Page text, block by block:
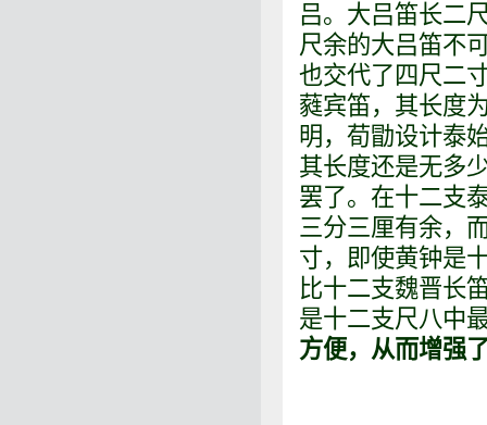
吕。大吕笛长二
尺余的大吕笛不
也交代了四尺二
蕤宾笛，其长度
明，荀勖设计泰
其长度还是无多
罢了。在十二支
三分三厘有余，
寸，即使黄钟是
比十二支魏晋长
是十二支尺八中
方便，从而增强